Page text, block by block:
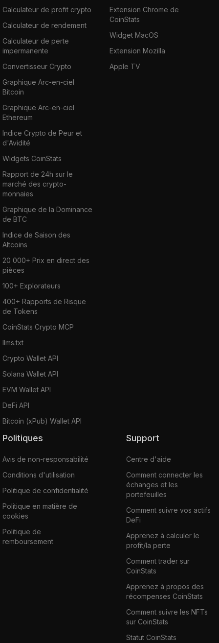
Calculateur de profit crypto
Calculateur de rendement
Calculateur de perte
impermanente
Convertisseur Crypto
Graphique Arc-en-ciel
Bitcoin
Graphique Arc-en-ciel
Ethereum
Indice Crypto de Peur et
d'Avidité
Widgets CoinStats
Rapport de 24h sur le
marché des crypto-
monnaies
Graphique de la Dominance
de BTC
Indice de Saison des
Altcoins
20 000+ Prix en direct des
pièces
100+ Explorateurs
400+ Rapports de Risque
de Tokens
CoinStats Crypto MCP
llms.txt
Crypto Wallet API
Solana Wallet API
EVM Wallet API
DeFi API
Bitcoin (xPub) Wallet API
Extension Chrome de
CoinStats
Widget MacOS
Extension Mozilla
Apple TV
Politiques
Avis de non-responsabilité
Conditions d'utilisation
Politique de confidentialité
Politique en matière de
cookies
Politique de
remboursement
Support
Centre d'aide
Comment connecter les
échanges et les
portefeuilles
Comment suivre vos actifs
DeFi
Apprenez à calculer le
profit/la perte
Comment trader sur
CoinStats
Apprenez à propos des
récompenses CoinStats
Comment suivre les NFTs
sur CoinStats
Statut CoinStats